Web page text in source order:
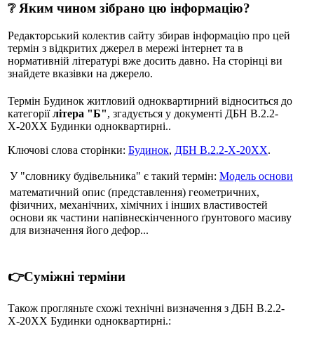
❔ Яким чином зібрано цю інформацію?
Редакторський колектив сайту збирав інформацію про цей
термін з відкритих джерел в мережі інтернет та в
нормативній літературі вже досить давно. На сторінці ви
знайдете вказівки на джерело.
Термін Будинок житловий одноквартирний відноситься до
категоріїлітера "Б", згадується у документі ДБН В.2.2-
Х-20ХХ Будинки одноквартирні..
Ключові слова сторінки: Будинок, ДБН В.2.2-Х-20ХХ.
У "словнику будівельника" є такий термін: Модель основи
математичний опис (представлення) геометричних,
фізичних, механічних, хімічних і інших властивостей
основи як частини напівнескінченного ґрунтового масиву
для визначення його дефор...
👉Суміжні терміни
Також прогляньте схожі технічні визначення з ДБН В.2.2-
Х-20ХХ Будинки одноквартирні.: